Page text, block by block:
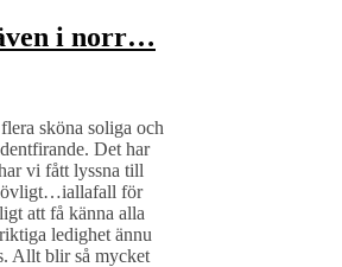
i norr…
sköna soliga och
Det har
vi fått lyssna till
för
att få känna alla
ledighet ännu
Allt blir så mycket